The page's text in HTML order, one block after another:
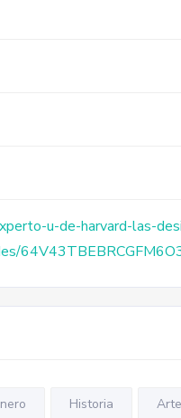
u-de-harvard-las-
Historia Arte